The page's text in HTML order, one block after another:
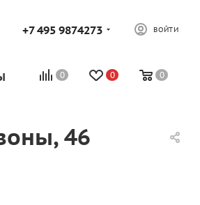
+7 495 9874273 ВОЙТИ
0 0 0
46